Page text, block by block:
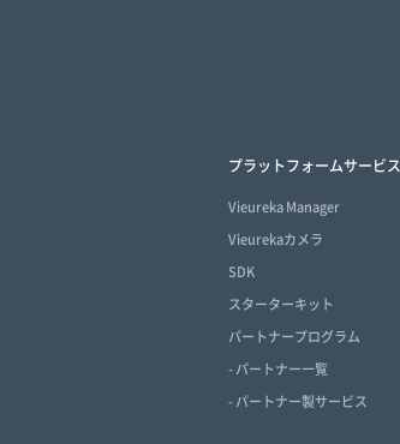
プラットフォームサービス
Vieureka Manager
Vieurekaカメラ
SDK
スターターキット
パートナープログラム
- パートナー一覧
- パートナー製サービス